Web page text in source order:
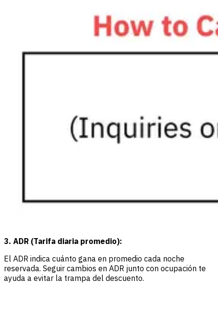
3. ADR (Tarifa diaria promedio):
El ADR indica cuánto gana en promedio cada noche
reservada. Seguir cambios en ADR junto con ocupación te
ayuda a evitar la trampa del descuento.